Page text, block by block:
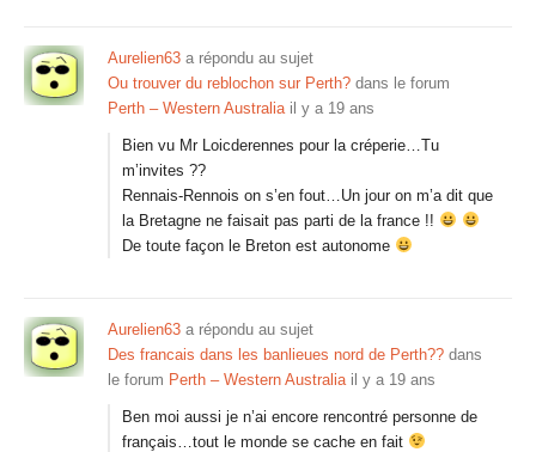
Aurelien63 a répondu au sujet
Ou trouver du reblochon sur Perth? dans le forum
Perth – Western Australia il y a 19 ans
Bien vu Mr Loicderennes pour la créperie…Tu
m’invites ??
Rennais-Rennois on s’en fout…Un jour on m’a dit que
la Bretagne ne faisait pas parti de la france !!
De toute façon le Breton est autonome
Aurelien63 a répondu au sujet
Des francais dans les banlieues nord de Perth?? dans
le forum Perth – Western Australia il y a 19 ans
Ben moi aussi je n’ai encore rencontré personne de
français…tout le monde se cache en fait